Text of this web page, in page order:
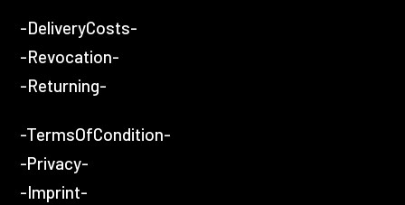
-DeliveryCosts-
-Revocation-
-Returning-
-TermsOfCondition-
-Privacy-
-Imprint-